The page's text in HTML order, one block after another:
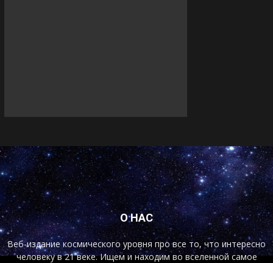
О НАС
Веб-издание космического уровня про все то, что интересно
человеку в 21 веке. Ищем и находим во вселенной самое